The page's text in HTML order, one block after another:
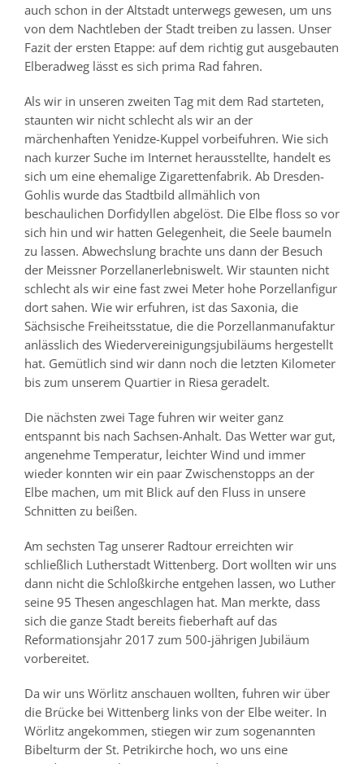
auch schon in der Altstadt unterwegs gewesen, um uns
von dem Nachtleben der Stadt treiben zu lassen. Unser
Fazit der ersten Etappe: auf dem richtig gut ausgebauten
Elberadweg lässt es sich prima Rad fahren.
Als wir in unseren zweiten Tag mit dem Rad starteten,
staunten wir nicht schlecht als wir an der
märchenhaften Yenidze-Kuppel vorbeifuhren. Wie sich
nach kurzer Suche im Internet herausstellte, handelt es
sich um eine ehemalige Zigarettenfabrik. Ab Dresden-
Gohlis wurde das Stadtbild allmählich von
beschaulichen Dorfidyllen abgelöst. Die Elbe floss so vor
sich hin und wir hatten Gelegenheit, die Seele baumeln
zu lassen. Abwechslung brachte uns dann der Besuch
der Meissner Porzellanerlebniswelt. Wir staunten nicht
schlecht als wir eine fast zwei Meter hohe Porzellanfigur
dort sahen. Wie wir erfuhren, ist das Saxonia, die
Sächsische Freiheitsstatue, die die Porzellanmanufaktur
anlässlich des Wiedervereinigungsjubiläums hergestellt
hat. Gemütlich sind wir dann noch die letzten Kilometer
bis zum unserem Quartier in Riesa geradelt.
Die nächsten zwei Tage fuhren wir weiter ganz
entspannt bis nach Sachsen-Anhalt. Das Wetter war gut,
angenehme Temperatur, leichter Wind und immer
wieder konnten wir ein paar Zwischenstopps an der
Elbe machen, um mit Blick auf den Fluss in unsere
Schnitten zu beißen.
Am sechsten Tag unserer Radtour erreichten wir
schließlich Lutherstadt Wittenberg. Dort wollten wir uns
dann nicht die Schloßkirche entgehen lassen, wo Luther
seine 95 Thesen angeschlagen hat. Man merkte, dass
sich die ganze Stadt bereits fieberhaft auf das
Reformationsjahr 2017 zum 500-jährigen Jubiläum
vorbereitet.
Da wir uns Wörlitz anschauen wollten, fuhren wir über
die Brücke bei Wittenberg links von der Elbe weiter. In
Wörlitz angekommen, stiegen wir zum sogenannten
Bibelturm der St. Petrikirche hoch, wo uns eine